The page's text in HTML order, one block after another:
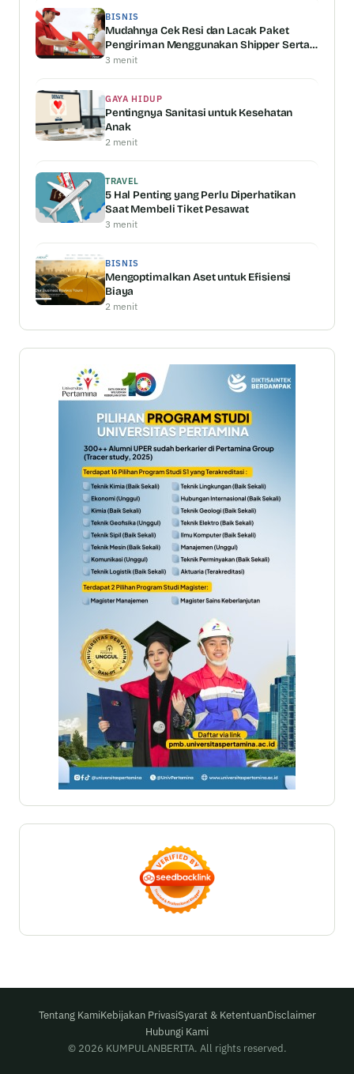
BISNIS
Mudahnya Cek Resi dan Lacak Paket
Pengiriman Menggunakan Shipper Serta
Keunggulannya
3 menit
GAYA HIDUP
Pentingnya Sanitasi untuk Kesehatan
Anak
2 menit
TRAVEL
5 Hal Penting yang Perlu Diperhatikan
Saat Membeli Tiket Pesawat
3 menit
BISNIS
Mengoptimalkan Aset untuk Efisiensi
Biaya
2 menit
Tentang KamiKebijakan PrivasiSyarat & KetentuanDisclaimer
Hubungi Kami
© 2026 KUMPULANBERITA. All rights reserved.